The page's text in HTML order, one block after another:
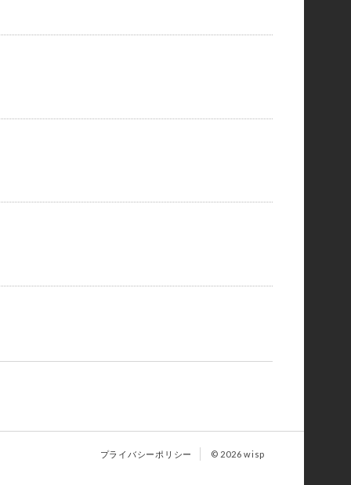
プライバシーポリシー © 2026 wisp